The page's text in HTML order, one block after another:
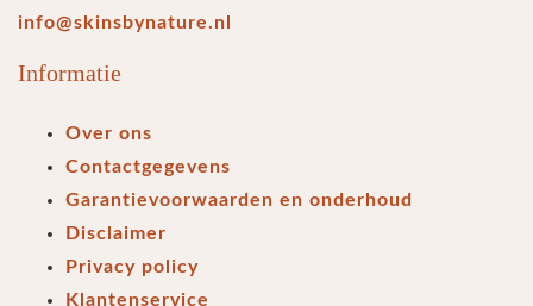
info@skinsbynature.nl
Informatie
Over ons
Contactgegevens
Garantievoorwaarden en onderhoud
Disclaimer
Privacy policy
Klantenservice